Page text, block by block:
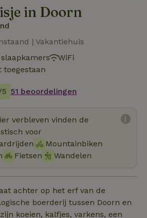
in Doorn
| Vakantiehuis
WiFi
toegestaan
51 beoordelingen
verbleven vinden de
voor
Mountainbiken
Fietsen Wandelen
achter op het erf van de
boerderij tussen Doorn en
koeien, kalfjes, varkens, een